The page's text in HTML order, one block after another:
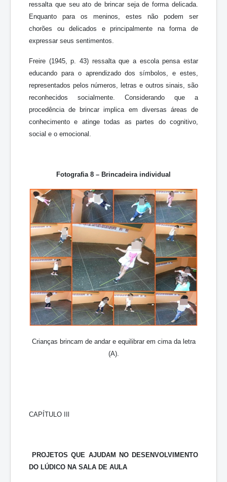
ressalta que seu ato de brincar seja de forma delicada.
Enquanto para os meninos, estes não podem ser
chorões ou delicados e principalmente na forma de
expressar seus sentimentos.
Freire (1945, p. 43) ressalta que a escola pensa estar
educando para o aprendizado dos símbolos, e estes,
representados pelos números, letras e outros sinais, são
reconhecidos socialmente. Considerando que a
procedência de brincar implica em diversas áreas de
conhecimento e atinge todas as partes do cognitivo,
social e o emocional.
Fotografia 8 – Brincadeira individual
Crianças brincam de andar e equilibrar em cima da letra
(A).
CAPÍTULO IIl
PROJETOS QUE AJUDAM NO DESENVOLVIMENTO
DO LÚDICO NA SALA DE AULA